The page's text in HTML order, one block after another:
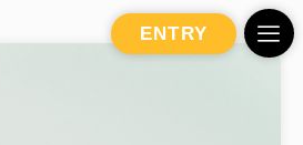
ENTRY